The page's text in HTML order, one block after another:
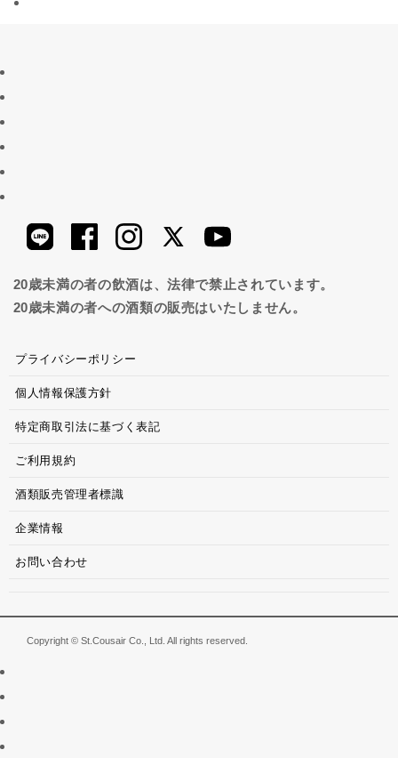
20歳未満の者の飲酒は、法律で禁止されています。
20歳未満の者への酒類の販売はいたしません。
プライバシーポリシー
個人情報保護方針
特定商取引法に基づく表記
ご利用規約
酒類販売管理者標識
企業情報
お問い合わせ
Copyright © St.Cousair Co., Ltd. All rights reserved.